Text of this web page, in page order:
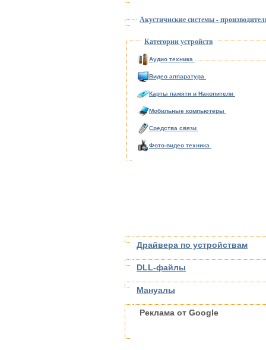
Акустичиские системы -
Категории устройств
Аудио техника
Видео аппаратура
Карты памяти и Накопители
Мобильные компьютеры
Средства связи
Фото-видео техника
Драйвера по устройствам
DLL-файлы
Мануалы
Реклама от Google